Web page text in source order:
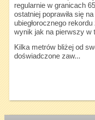
regularnie w granicach
ostatniej poprawiła się
ubiegłorocznego
wynik jak na pierwszy w
Kilka metrów bliżej od
doświadczone zaw...